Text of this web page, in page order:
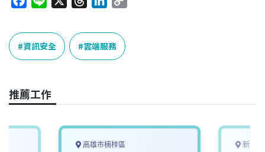
c
e
b
o
k
n
e
r
e
a
n
k
e
n
k
資訊安全 雲端服務
推薦工作
高雄市楠梓區 新北